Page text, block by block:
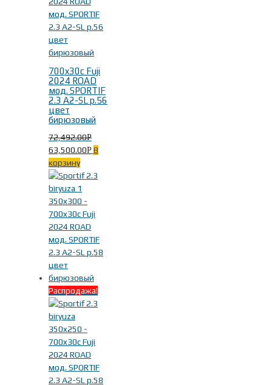
700x30c Fuji
2024 ROAD
мод. SPORTIF
2.3 A2-SL р.56
цвет
бирюзовый
72,492.00Р
63,500.00Р В
корзину
Распродажа!